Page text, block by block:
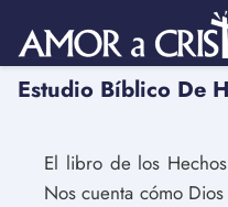
Estudio Bíblico De
El libro de los
Nos cuenta cómo